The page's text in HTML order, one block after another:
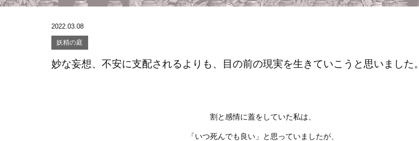
2022.03.08
妖精の庭
妙な妄想、不安に支配されるよりも、目の前の現実を生きていこうと思いました。
割と感情に蓋をしていた私は、
「いつ死んでも良い」と思っていましたが、